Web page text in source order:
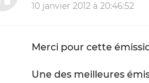
10 janvier 2012 à 20:46:52
Merci pour cette
Une des meilleures